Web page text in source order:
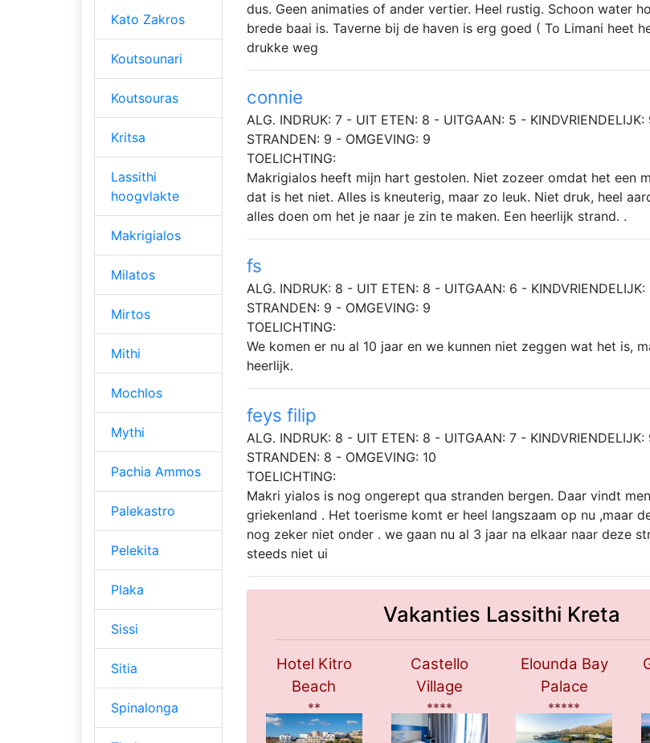
dus. Geen animaties of ander vertier. Heel rustig. Schoon water
brede baai is. Taverne bij de haven is erg goed ( To Limani heet
drukke weg
connie
ALG. INDRUK: 7 - UIT ETEN: 8 - UITGAAN: 5 -
STRANDEN: 9 - OMGEVING: 9
TOELICHTING:
Makrigialos heeft mijn hart gestolen. Niet zozeer omdat het een
dat is het niet. Alles is kneuterig, maar zo leuk. Niet druk, heel
alles doen om het je naar je zin te maken. Een heerlijk strand. .
fs
ALG. INDRUK: 8 - UIT ETEN: 8 - UITGAAN: 6 -
STRANDEN: 9 - OMGEVING: 9
TOELICHTING:
We komen er nu al 10 jaar en we kunnen niet zeggen wat het is,
heerlijk.
feys filip
ALG. INDRUK: 8 - UIT ETEN: 8 - UITGAAN: 7 -
STRANDEN: 8 - OMGEVING: 10
TOELICHTING:
Makri yialos is nog ongerept qua stranden bergen. Daar vindt
griekenland . Het toerisme komt er heel langszaam op nu ,maar
nog zeker niet onder . we gaan nu al 3 jaar na elkaar naar deze
steeds niet ui
Vakanties Lassithi Kreta
Hotel Kitro
Beach
**
Castello
Village
****
Elounda Bay
Palace
*****
Kato Zakros
Koutsounari
Koutsouras
Kritsa
Lassithi
hoogvlakte
Makrigialos
Milatos
Mirtos
Mithi
Mochlos
Mythi
Pachia Ammos
Palekastro
Pelekita
Plaka
Sissi
Sitia
Spinalonga